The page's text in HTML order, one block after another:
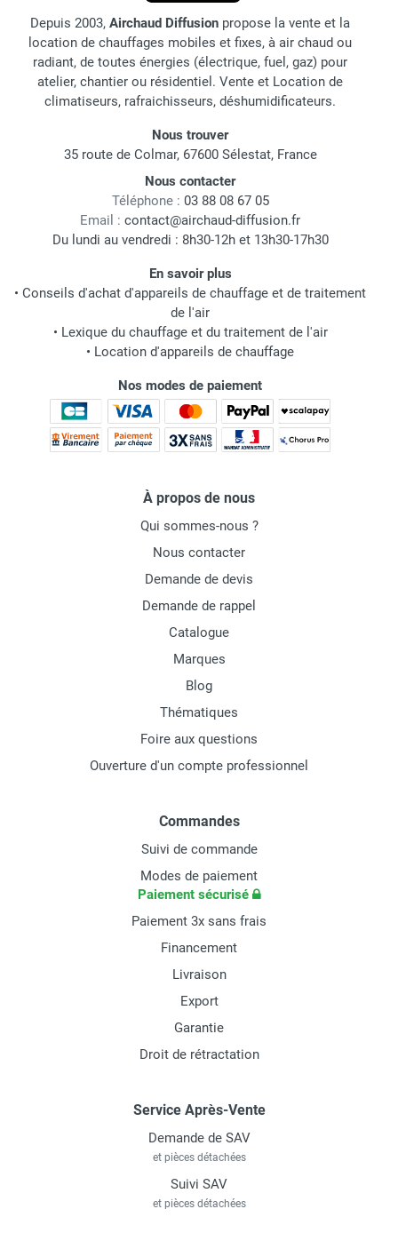
Depuis 2003, Airchaud Diffusion propose la vente et la
location de chauffages mobiles et fixes, à air chaud ou
radiant, de toutes énergies (électrique, fuel, gaz) pour
atelier, chantier ou résidentiel. Vente et Location de
climatiseurs, rafraichisseurs, déshumidificateurs.
Nous trouver
35 route de Colmar, 67600 Sélestat, France
Nous contacter
Téléphone : 03 88 08 67 05
Email : contact@airchaud-diffusion.fr
Du lundi au vendredi : 8h30-12h et 13h30-17h30
En savoir plus
• Conseils d'achat d'appareils de chauffage et de traitement
de l'air
• Lexique du chauffage et du traitement de l'air
• Location d'appareils de chauffage
Nos modes de paiement
À propos de nous
Qui sommes-nous ?
Nous contacter
Demande de devis
Demande de rappel
Catalogue
Marques
Blog
Thématiques
Foire aux questions
Ouverture d'un compte professionnel
Commandes
Suivi de commande
Modes de paiement
Paiement sécurisé
Paiement 3x sans frais
Financement
Livraison
Export
Garantie
Droit de rétractation
Service Après-Vente
Demande de SAV
et pièces détachées
Suivi SAV
et pièces détachées